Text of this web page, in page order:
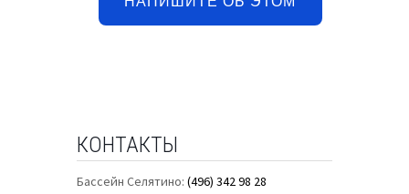
КОНТАКТЫ
Бассейн Селятино: (496) 342 98 28